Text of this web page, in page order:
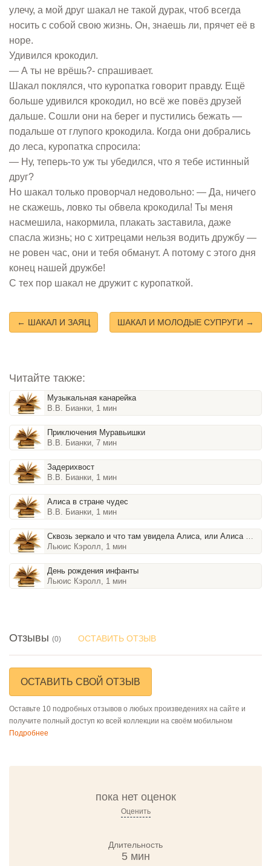
улечу, а мой друг шакал не такой дурак, чтоб всегда
носить с собой свою жизнь. Он, знаешь ли, прячет её в
норе.
Удивился крокодил.
— А ты не врёшь?- спрашивает.
Шакал поклялся, что куропатка говорит правду. Ещё
больше удивился крокодил, но всё же повёз друзей
дальше. Сошли они на берег и пустились бежать —
подальше от глупого крокодила. Когда они добрались
до леса, куропатка спросила:
— Ну, теперь-то уж ты убедился, что я тебе истинный
друг?
Но шакал только проворчал недовольно: — Да, ничего
не скажешь, ловко ты обвела крокодила! Ты меня
насмешила, накормила, плакать заставила, даже
спасла жизнь; но с хитрецами нельзя водить дружбу —
не ровен час, они и тебя обманут. А потому с этого дня
конец нашей дружбе!
С тех пор шакал не дружит с куропаткой.
← ШАКАЛ И ЗАЯЦ ШАКАЛ И МОЛОДЫЕ СУПРУГИ →
Читайте также:
Музыкальная канарейка
В.В. Бианки, 1 мин
Приключения Муравьишки
В.В. Бианки, 7 мин
Задерихвост
В.В. Бианки, 1 мин
Алиса в стране чудес
В.В. Бианки, 1 мин
Сквозь зеркало и что там увидела Алиса, или Алиса в Зазеркал
Льюис Кэролл, 1 мин
День рождения инфанты
Льюис Кэролл, 1 мин
Отзывы (0) ОСТАВИТЬ ОТЗЫВ
ОСТАВИТЬ СВОЙ ОТЗЫВ
Оставьте 10 подробных отзывов о любых произведениях на сайте и
получите полный доступ ко всей коллекции на своём мобильном
Подробнее
пока нет оценок
Оценить
Длительность
5 мин